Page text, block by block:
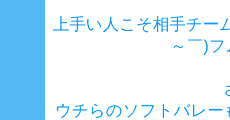
上手い人こそ相手チ
～￣)
ウチらのソフトバレ